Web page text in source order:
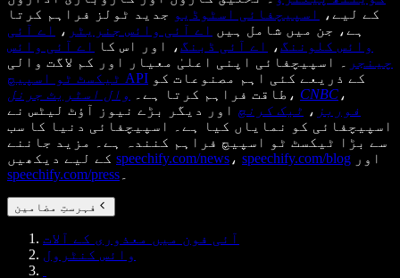
کے لیے،
اسپیچفائی اسٹوڈیو جدید ٹولز فراہم کرتا
ہے، جن میں شامل ہیں اے آئی وائس جنریٹر ،
اے آئی
وائس کلوننگ، اے آئی ڈبنگ، اور اس کا
اے آئی وائس
چینجر
۔ اسپیچفائی اپنی اعلیٰ معیار اور کم لاگت والی
ٹیکسٹ ٹو اسپیچ API
طاقت فراہم کرتا ہے۔
وال اسٹریٹ جرنل ، CNBC ،
فوربز ، ٹیک کرنچ اور دیگر بڑے نیوز آؤٹ لیٹس نے
اسپیچفائی کو نمایاں کیا ہے۔ اسپیچفائی دنیا کا سب
سے بڑا ٹیکسٹ ٹو اسپیچ فراہم کنندہ ہے۔ مزید جاننے
speechify.com/news ، speechify.com/blog اور
speechify.com/press
فہرستِ مضامین
آئی فون میں معذوری کے آلات
وائس کنٹرول